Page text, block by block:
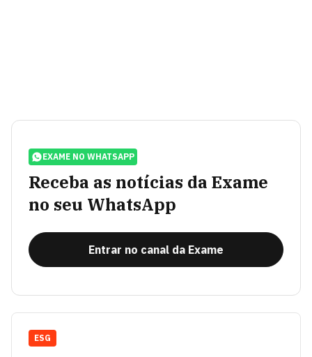
EXAME NO WHATSAPP
Receba as notícias da Exame
no seu WhatsApp
Entrar no canal da Exame
ESG